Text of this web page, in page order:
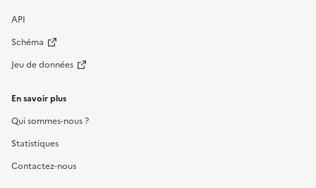
API
Schéma
Jeu de données
En savoir plus
Qui sommes-nous ?
Statistiques
Contactez-nous